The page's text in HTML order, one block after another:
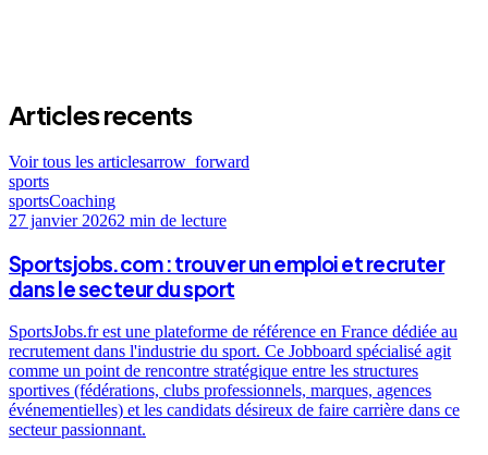
Articles recents
Voir tous les articlesarrow_forward
sports
sportsCoaching
27 janvier 20262 min de lecture
Sportsjobs.com : trouver un emploi et recruter
dans le secteur du sport
SportsJobs.fr est une plateforme de référence en France dédiée au
recrutement dans l'industrie du sport. Ce Jobboard spécialisé agit
comme un point de rencontre stratégique entre les structures
sportives (fédérations, clubs professionnels, marques, agences
événementielles) et les candidats désireux de faire carrière dans ce
secteur passionnant.